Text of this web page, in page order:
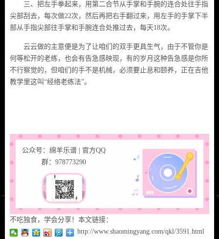
三、把左手拳起来，用第二合节从手掌和手腕的连合处往手指
尖部刮去，每次做22次，然后再把右手翻过来，用左手的手掌下半
部从手指尖部往手掌和手腕连合处推过去，每天18次。
云云做的主意便是为了让咱们的双手更具生气，由于不管你是
何等松开的老练，也会有告急感映现，有的岁月这种告急感是你所
不行察觉的，但咱们的手不是机械，必须要止息和颐养，正在吉他
教学里这叫“经络老练法”。
公众号：绵羊乐谱 | 官方QQ
群：978773290
不吃独食，学会分享！本文链接：
http://www.shaomingyang.com/qkl/3591.html